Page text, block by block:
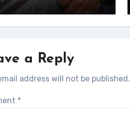
a Reply
address will not be published.
*